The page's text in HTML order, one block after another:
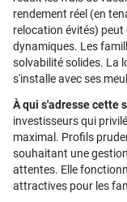
rendement réel (en
relocation évités) peut
dynamiques. Les
solvabilité solides. La
s'installe avec ses
À qui s'adresse cette
investisseurs qui
maximal. Profils
souhaitant une
attentes. Elle
attractives pour les